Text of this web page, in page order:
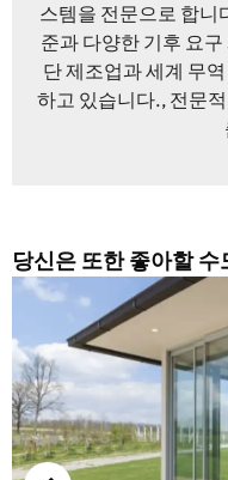
스템을 전문으로 합니
준과 다양한 기후 요
단 제조업과 세계 무
하고 있습니다., 전문
당신은 또한 좋아할